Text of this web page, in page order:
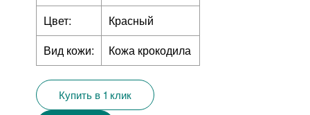
Цвет:
Красный
Вид кожи:
Кожа крокодила
Купить в 1 клик